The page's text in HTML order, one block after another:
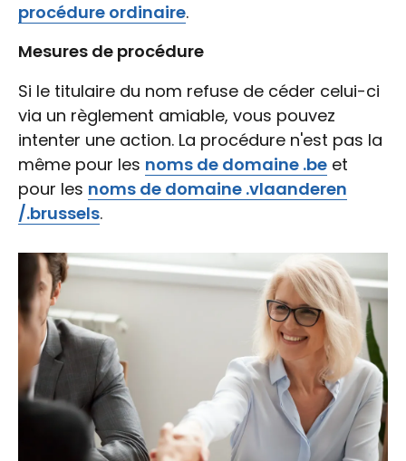
procédure ordinaire.
Mesures de procédure
Si le titulaire du nom refuse de céder celui-ci
via un règlement amiable, vous pouvez
intenter une action. La procédure n'est pas la
même pour les noms de domaine .be et
pour les noms de domaine .vlaanderen
/.brussels.